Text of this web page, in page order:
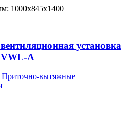
1000x845x1400
установка
A
Приточно-вытяжные